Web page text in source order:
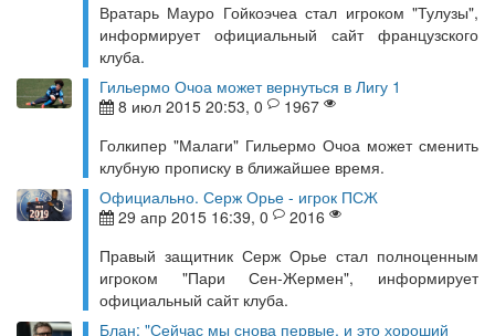
Вратарь Мауро Гойкоэчеа стал игроком "Тулузы",
информирует официальный сайт французского
клуба.
Гильермо Очоа может вернуться в Лигу 1
8 июл 2015 20:53, 0
1967
Голкипер "Малаги" Гильермо Очоа может сменить
клубную прописку в ближайшее время.
Официально. Серж Орье - игрок ПСЖ
29 апр 2015 16:39, 0
2016
Правый защитник Серж Орье стал полноценным
игроком "Пари Сен-Жермен", информирует
официальный сайт клуба.
Блан: "Сейчас мы снова первые, и это хороший